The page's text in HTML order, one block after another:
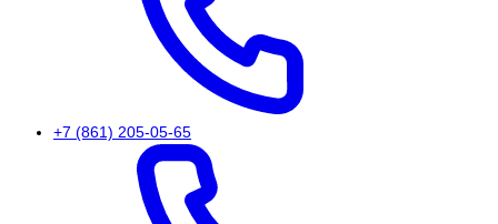
+7 (861) 205-05-65